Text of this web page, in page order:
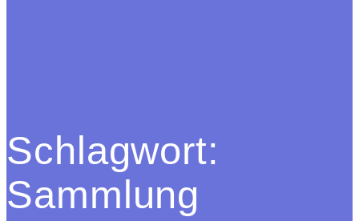
Schlagwort:
Sammlung